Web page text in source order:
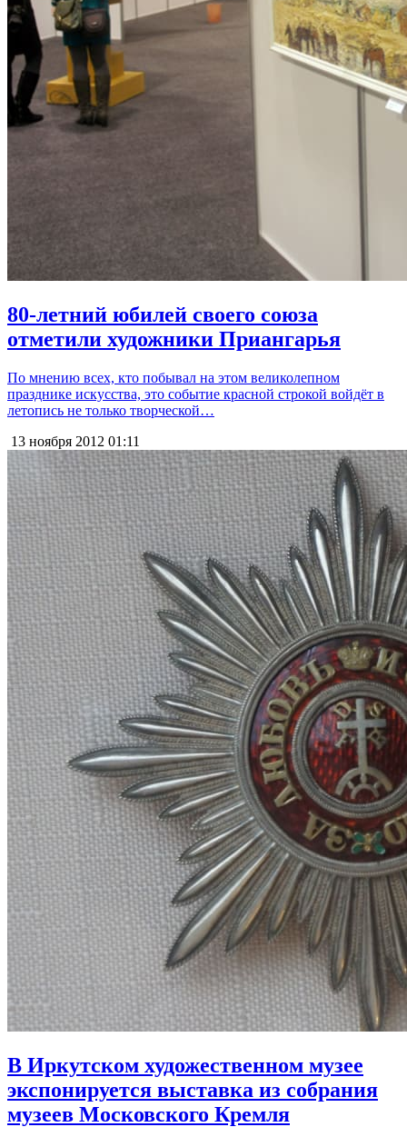
80-летний юбилей своего союза
отметили художники Приангарья
По мнению всех, кто побывал на этом великолепном
празднике искусства, это событие красной строкой войдёт в
летопись не только творческой…
13 ноября 2012 01:11
В Иркутском художественном музее
экспонируется выставка из собрания
музеев Московского Кремля